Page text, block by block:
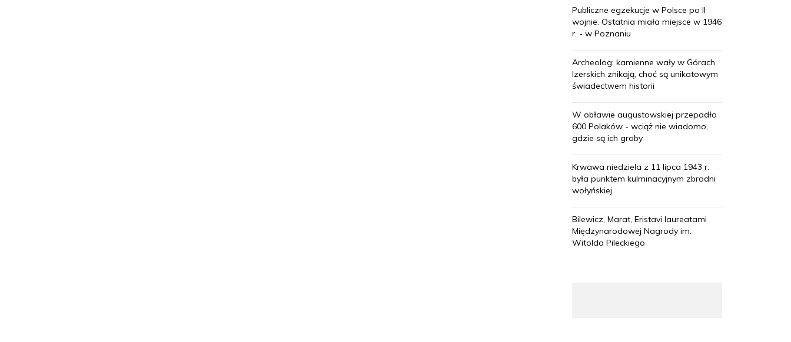
Publiczne egzekucje w Polsce po II
wojnie. Ostatnia miała miejsce w 1946
r. - w Poznaniu
Archeolog: kamienne wały w Górach
Izerskich znikają, choć są unikatowym
świadectwem historii
W obławie augustowskiej przepadło
600 Polaków - wciąż nie wiadomo,
gdzie są ich groby
Krwawa niedziela z 11 lipca 1943 r.
była punktem kulminacyjnym zbrodni
wołyńskiej
Bilewicz, Marat, Eristavi laureatami
Międzynarodowej Nagrody im.
Witolda Pileckiego